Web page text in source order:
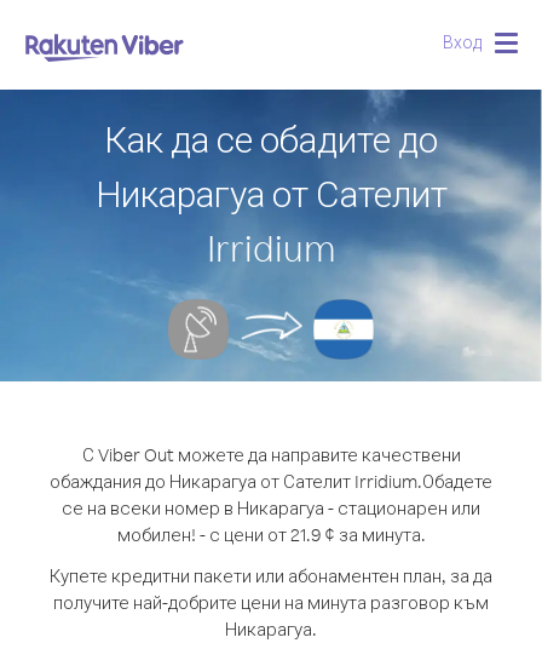
Вход
Как да се обадите до
Никарагуа от Сателит
Irridium
С Viber Out можете да направите качествени
обаждания до Никарагуа от Сателит Irridium.Обадете
се на всеки номер в Никарагуа - стационарен или
мобилен! - с цени от 21.9 ¢ за минута.
Купете кредитни пакети или абонаментен план, за да
получите най-добрите цени на минута разговор към
Никарагуа.